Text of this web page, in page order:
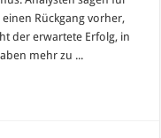
Rückgang vorher,
der erwartete Erfolg, in
mehr zu ...